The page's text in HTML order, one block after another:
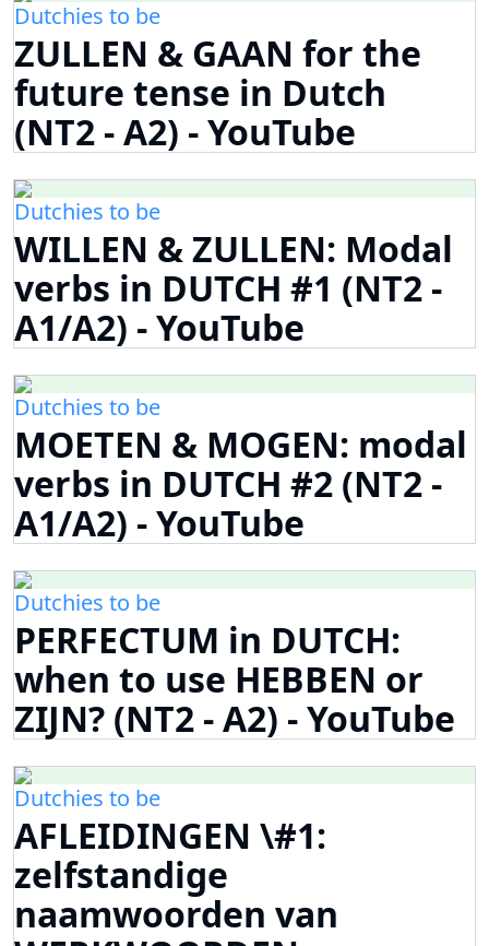
Dutchies to be
ZULLEN & GAAN for the
future tense in Dutch
(NT2 - A2) - YouTube
Dutchies to be
WILLEN & ZULLEN: Modal
verbs in DUTCH #1 (NT2 -
A1/A2) - YouTube
Dutchies to be
MOETEN & MOGEN: modal
verbs in DUTCH #2 (NT2 -
A1/A2) - YouTube
Dutchies to be
PERFECTUM in DUTCH:
when to use HEBBEN or
ZIJN? (NT2 - A2) - YouTube
Dutchies to be
AFLEIDINGEN \#1:
zelfstandige
naamwoorden van